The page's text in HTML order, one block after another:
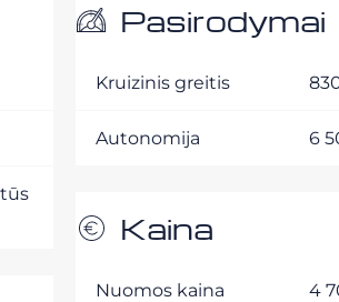
Pasirodymai
Kruizinis greitis
Autonomija 6
Kaina
Nuomos kaina 4